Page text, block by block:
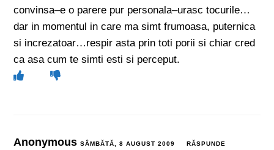
convinsa–e o parere pur personala–urasc tocurile…
dar in momentul in care ma simt frumoasa, puternica
si increzatoar…respir asta prin toti porii si chiar cred
ca asa cum te simti esti si perceput.
AnonymousSÂMBĂTĂ, 8 AUGUST 2009 RĂSPUNDE